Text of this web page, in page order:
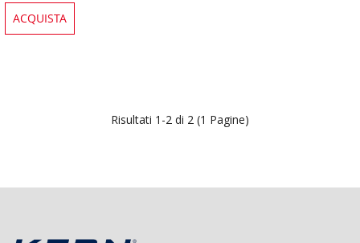
ACQUISTA
Risultati 1-2 di 2 (1 Pagine)